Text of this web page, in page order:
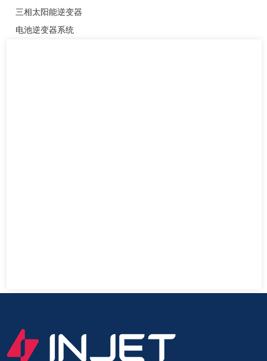
三相太阳能逆变器
电池逆变器系统